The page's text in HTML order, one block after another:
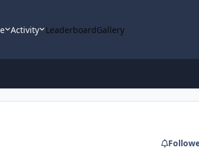
Activity LeaderboardGallery